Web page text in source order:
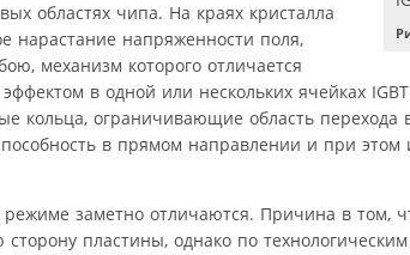
областях чипа. На краях кристалла
нарастание напряженности поля,
механизм которого отличается
в одной или нескольких ячейках
кольца, ограничивающие область перехода
в прямом направлении и при этом
заметно отличаются. Причина в том,
пластины, однако по